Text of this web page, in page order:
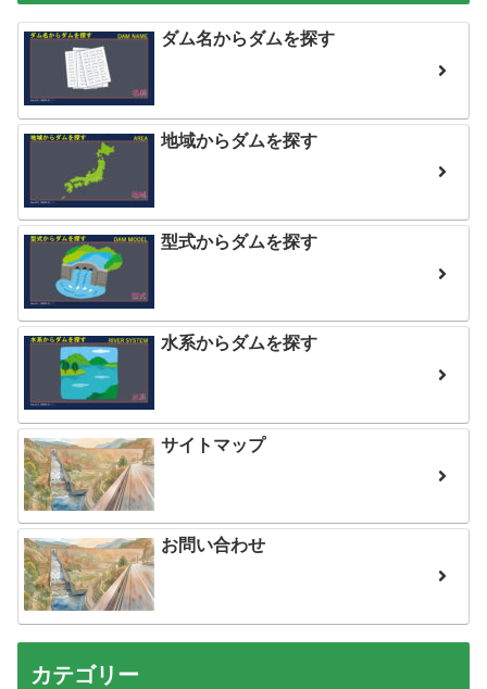
ダム名からダムを探す
地域からダムを探す
型式からダムを探す
水系からダムを探す
サイトマップ
お問い合わせ
カテゴリー